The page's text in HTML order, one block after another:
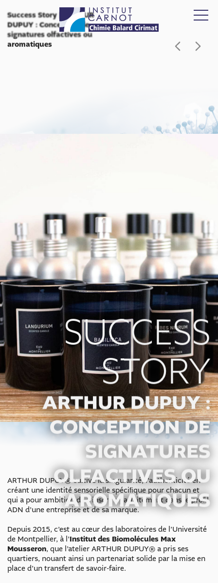
Success Story|
ARTHUR
DUPUY : Conception de
signatures olfactives ou
aromatiques
SUCCESS
STORY
ARTHUR DUPUY :
CONCEPTION DE
SIGNATURES
OLFACTIVES OU
AROMATIQUES
ARTHUR DUPUY® cultive la singularité, l’authenticité en
créant une identité sensorielle spéciﬁque pour chacun et
qui a pour ambition de s’inscrire parfaitement dans le proﬁl
ADN d’une entreprise et de sa marque.
Depuis 2015, c’est au cœur des laboratoires de l’Université
de Montpellier, à l’Institut des Biomolécules Max
Mousseron, que l’atelier ARTHUR DUPUY® a pris ses
quartiers, nouant ainsi un partenariat solide par la mise en
place d’un transfert de savoir-faire.